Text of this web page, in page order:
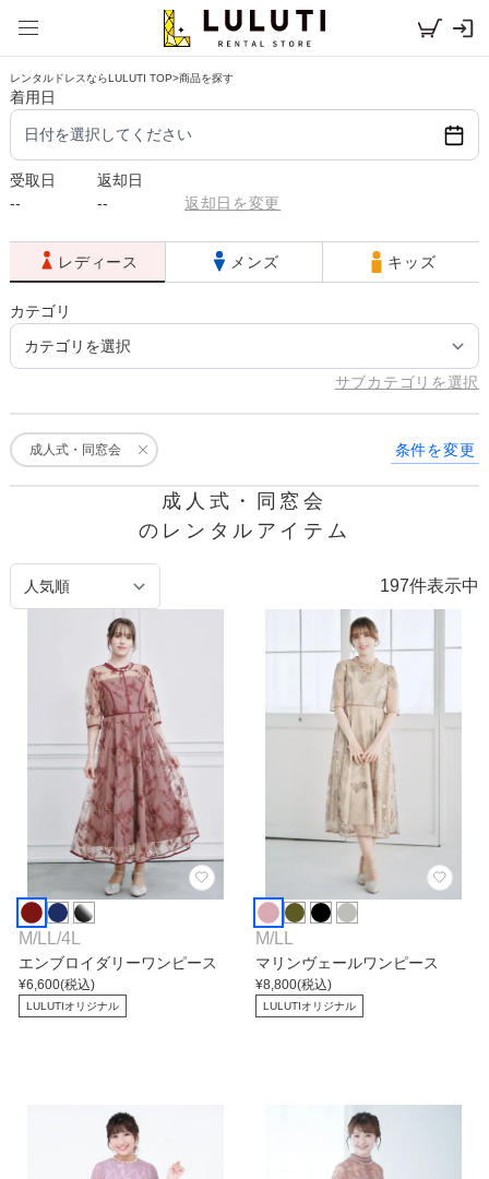
レンタルドレスならLULUTI TOP>商品を探す
着用日
日付を選択してください
受取日
--
返却日
--
返却日を変更
レディース メンズ キッズ
カテゴリ
サブカテゴリを選択
成人式・同窓会 条件を変更
成人式・同窓会
のレンタルアイテム
197件表示中
M/LL /4L
エンブロイダリーワンピース
¥6,600(税込)
LULUTIオリジナル
M/LL
マリンヴェールワンピース
¥8,800(税込)
LULUTIオリジナル